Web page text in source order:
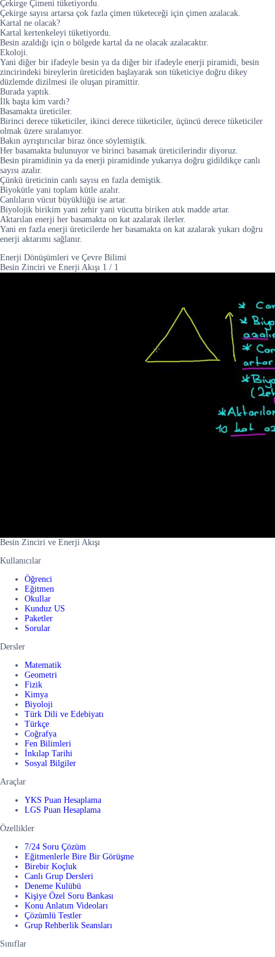
Çekirge Çimeni tüketiyordu.
Çekirge sayısı artarsa çok fazla çimen tüketeceği için çimen azalacak.
Kartal ne olacak?
Kartal kertenkeleyi tüketiyordu.
Besin azaldığı için o bölgede kartal da ne olacak azalacaktır.
Ekoloji.
Yani diğer bir ifadeyle besin ya da diğer bir ifadeyle enerji piramidi, besin
zincirindeki bireylerin üreticiden başlayarak son tüketiciye doğru dikey
düzlemde dizilmesi ile oluşan piramittir.
Burada yaptık.
İlk başta kim vardı?
Basamakta üreticiler.
Birinci derece tüketiciler, ikinci derece tüketiciler, üçüncü derece tüketiciler
olmak üzere sıralanıyor.
Bakın ayrıştırıcılar biraz önce söylemiştik.
Her basamakta bulunuyor ve birinci basamak üreticilerindir diyoruz.
Besin piramidinin ya da enerji piramidinde yukarıya doğru gidildikçe canlı
sayısı azalır.
Çünkü üreticinin canlı sayısı en fazla demiştik.
Biyokütle yani toplam kütle azalır.
Canlıların vücut büyüklüğü ise artar.
Biyolojik birikim yani zehir yani vücutta biriken atık madde artar.
Aktarılan enerji her basamakta on kat azalarak ilerler.
Yani en fazla enerji üreticilerde her basamakta on kat azalarak yukarı doğru
enerji aktarımı sağlanır.
Enerji Dönüşümleri ve Çevre Bilimi
Besin Zinciri ve Enerji Akışı 1 / 1
Besin Zinciri ve Enerji Akışı
Kullanıcılar
Öğrenci
Eğitmen
Okullar
Kunduz US
Paketler
Sorular
Dersler
Matematik
Geometri
Fizik
Kimya
Biyoloji
Türk Dili ve Edebiyatı
Türkçe
Coğrafya
Fen Bilimleri
İnkılap Tarihi
Sosyal Bilgiler
Araçlar
YKS Puan Hesaplama
LGS Puan Hesaplama
Özellikler
7/24 Soru Çözüm
Eğitmenlerle Bire Bir Görüşme
Birebir Koçluk
Canlı Grup Dersleri
Deneme Kulübü
Kişiye Özel Soru Bankası
Konu Anlatım Videoları
Çözümlü Testler
Grup Rehberlik Seansları
Sınıflar